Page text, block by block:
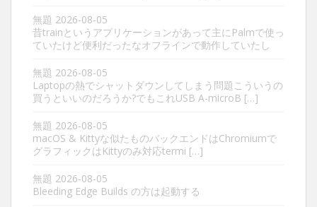
無題 2026-08-05
昔trainというアプリケーションがあって主にPalmで使っ
ていたけど便利だったなオフラインで動作していたし
無題 2026-08-05
Laptopの熱でシャットダウンしてしまう問題こういうの
買うといいのだろうか?でもこれUSB A-microB […]
無題 2026-08-05
macOS & Kittyな似たものバックエンドはChromiumで
グラフィックはKittyのみ対応termi […]
無題 2026-08-05
Bleeding Edge Builds の方は起動する